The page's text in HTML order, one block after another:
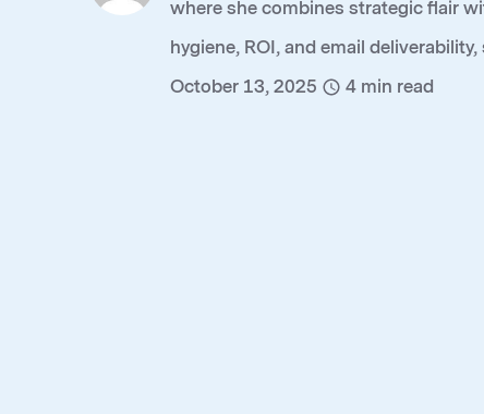
where she combines strategic flair
hygiene, ROI, and email
October 13, 2025
4 min read